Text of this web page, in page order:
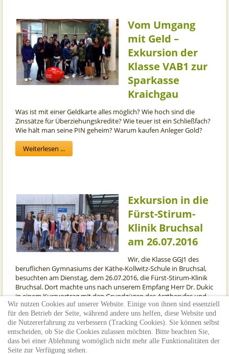
Vom Umgang
mit Geld –
Exkursion der
Klasse VAB1 zur
Sparkasse
Kraichgau
Was ist mit einer Geldkarte alles möglich? Wie hoch sind die
Zinssätze für Überziehungskredite? Wie teuer ist ein Schließfach?
Wie hält man seine PIN geheim? Warum kaufen Anleger Gold?
Weiterlesen ...
Exkursion in die
Fürst-Stirum-
Klinik Bruchsal
am 26.07.2016
Wir, die Klasse GGJ1 des
beruflichen Gymnasiums der Käthe-Kollwitz-Schule in Bruchsal,
besuchten am Dienstag, dem 26.07.2016, die Fürst-Stirum-Klinik
Bruchsal. Dort machte uns nach unserem Empfang Herr Dr. Dukic
in einem Kurzvortrag mit den Grundzügen des Arztberufes und
dem Aufbau und Wirkungsfeld der kardiologischen Abteilung in
Bruchsal vertraut.
Weiterlesen ...
Wir nutzen Cookies auf unserer Website. Einige von ihnen sind essenziell
für den Betrieb der Seite, während andere uns helfen, diese Website und
die Nutzererfahrung zu verbessern (Tracking Cookies). Sie können selbst
entscheiden, ob Sie die Cookies zulassen möchten. Bitte beachten Sie,
dass bei einer Ablehnung womöglich nicht mehr alle Funktionalitäten der
Seite zur Verfügung stehen.